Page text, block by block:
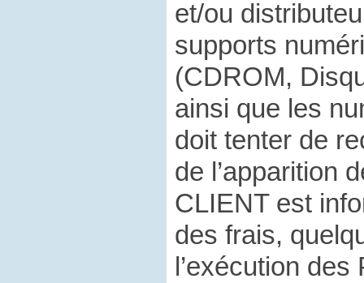
et/ou
supports
(CDROM,
ainsi que les
doit tenter de
de l’apparition
CLIENT est
des frais,
l’exécution